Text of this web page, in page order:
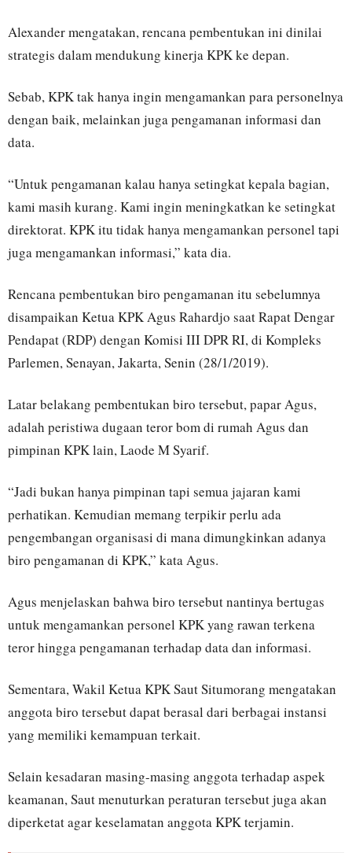
Alexander mengatakan, rencana pembentukan ini dinilai
strategis dalam mendukung kinerja KPK ke depan.
Sebab, KPK tak hanya ingin mengamankan para personelnya
dengan baik, melainkan juga pengamanan informasi dan
data.
“Untuk pengamanan kalau hanya setingkat kepala bagian,
kami masih kurang. Kami ingin meningkatkan ke setingkat
direktorat. KPK itu tidak hanya mengamankan personel tapi
juga mengamankan informasi,” kata dia.
Rencana pembentukan biro pengamanan itu sebelumnya
disampaikan Ketua KPK Agus Rahardjo saat Rapat Dengar
Pendapat (RDP) dengan Komisi III DPR RI, di Kompleks
Parlemen, Senayan, Jakarta, Senin (28/1/2019).
Latar belakang pembentukan biro tersebut, papar Agus,
adalah peristiwa dugaan teror bom di rumah Agus dan
pimpinan KPK lain, Laode M Syarif.
“Jadi bukan hanya pimpinan tapi semua jajaran kami
perhatikan. Kemudian memang terpikir perlu ada
pengembangan organisasi di mana dimungkinkan adanya
biro pengamanan di KPK,” kata Agus.
Agus menjelaskan bahwa biro tersebut nantinya bertugas
untuk mengamankan personel KPK yang rawan terkena
teror hingga pengamanan terhadap data dan informasi.
Sementara, Wakil Ketua KPK Saut Situmorang mengatakan
anggota biro tersebut dapat berasal dari berbagai instansi
yang memiliki kemampuan terkait.
Selain kesadaran masing-masing anggota terhadap aspek
keamanan, Saut menuturkan peraturan tersebut juga akan
diperketat agar keselamatan anggota KPK terjamin.